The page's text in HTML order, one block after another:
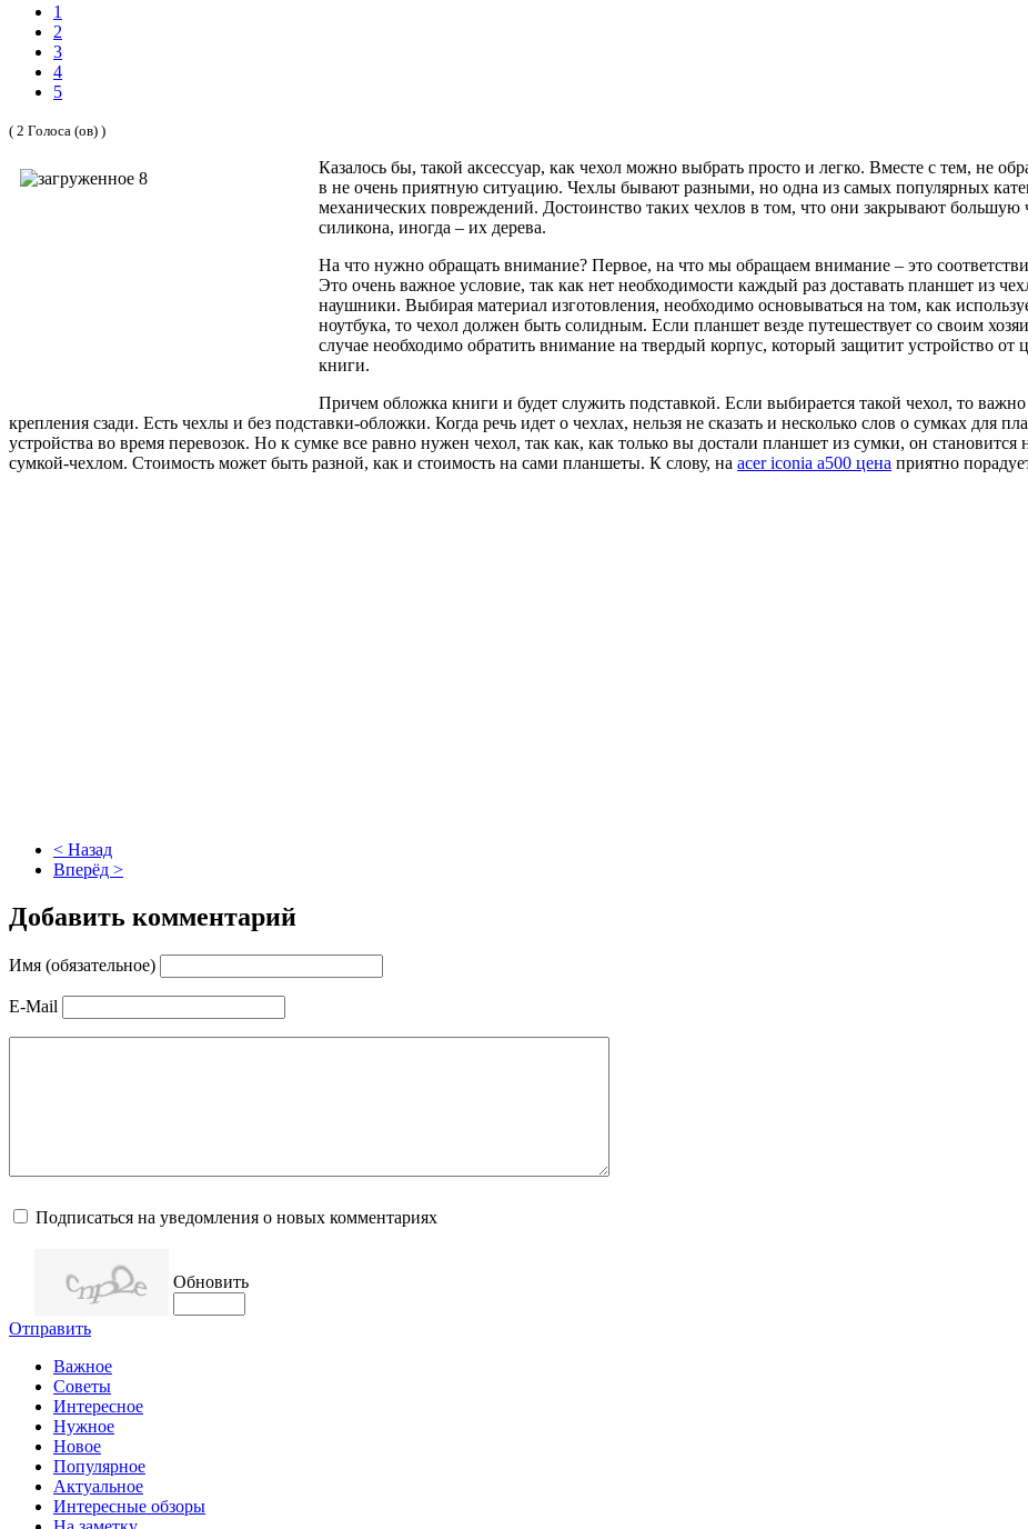
1
2
3
4
5
( 2 Голоса (ов) )
Казалось бы, такой аксессуар, как чехол можно выбрать просто и легко. Вместе с тем, не
в не очень приятную ситуацию. Чехлы бывают разными, но одна из самых популярных
механических повреждений. Достоинство таких чехлов в том, что они закрывают большую
силикона, иногда – их дерева.
На что нужно обращать внимание? Первое, на что мы обращаем внимание – это
Это очень важное условие, так как нет необходимости каждый раз доставать планшет из
наушники. Выбирая материал изготовления, необходимо основываться на том, как
ноутбука, то чехол должен быть солидным. Если планшет везде путешествует со своим
случае необходимо обратить внимание на твердый корпус, который защитит устройство
книги.
Причем обложка книги и будет служить подставкой. Если выбирается такой чехол, то
крепления сзади. Есть чехлы и без подставки-обложки. Когда речь идет о чехлах, нельзя не сказать и несколько слов о сумках для
устройства во время перевозок. Но к сумке все равно нужен чехол, так как, как только вы достали планшет из сумки, он
сумкой-чехлом. Стоимость может быть разной, как и стоимость на сами планшеты. К слову, на acer iconia a500 цена приятно
< Назад
Вперёд >
Добавить комментарий
Имя (обязательное)
E-Mail
Подписаться на уведомления о новых комментариях
Обновить
Отправить
Важное
Советы
Интересное
Нужное
Новое
Популярное
Актуальное
Интересные обзоры